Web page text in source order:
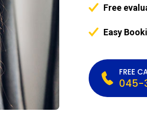
Free
Easy
FREE
045-